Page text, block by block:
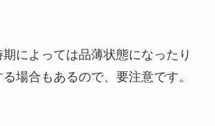
やホームセンターで売ってる？お
すすめ商品はコレ！
によっては品薄状態になったり
場合もあるので、要注意です。